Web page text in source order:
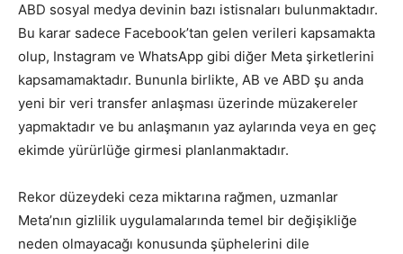
ABD sosyal medya devinin bazı istisnaları bulunmaktadır.
Bu karar sadece Facebook’tan gelen verileri kapsamakta
olup, Instagram ve WhatsApp gibi diğer Meta şirketlerini
kapsamamaktadır. Bununla birlikte, AB ve ABD şu anda
yeni bir veri transfer anlaşması üzerinde müzakereler
yapmaktadır ve bu anlaşmanın yaz aylarında veya en geç
ekimde yürürlüğe girmesi planlanmaktadır.
Rekor düzeydeki ceza miktarına rağmen, uzmanlar
Meta’nın gizlilik uygulamalarında temel bir değişikliğe
neden olmayacağı konusunda şüphelerini dile